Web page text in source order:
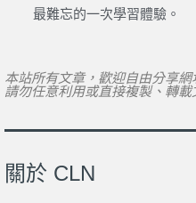
最難忘的一次學習體驗。
本站所有文章，歡迎自由分享
請勿任意利用或直接複製、轉載
關於 CLN